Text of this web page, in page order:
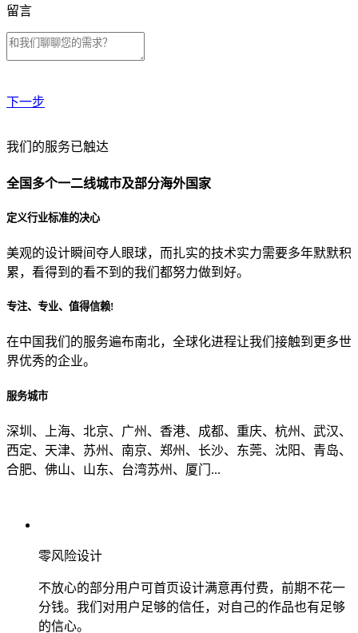
留言
下一步
贵公司预算范围是？
贵公司的团队规模是？
目前主要的营销渠道是？
我们的服务已触达
全国多个一二线城市及部分海外国家
定义行业标准的决心
美观的设计瞬间夺人眼球，而扎实的技术实力需要多年默默积
累，看得到的看不到的我们都努力做到好。
专注、专业、值得信赖!
在中国我们的服务遍布南北，全球化进程让我们接触到更多世
界优秀的企业。
服务城市
深圳、上海、北京、广州、香港、成都、重庆、杭州、武汉、
西定、天津、苏州、南京、郑州、长沙、东莞、沈阳、青岛、
合肥、佛山、山东、台湾苏州、厦门...
零风险设计
不放心的部分用户可首页设计满意再付费，前期不花一
分钱。我们对用户足够的信任，对自己的作品也有足够
的信心。